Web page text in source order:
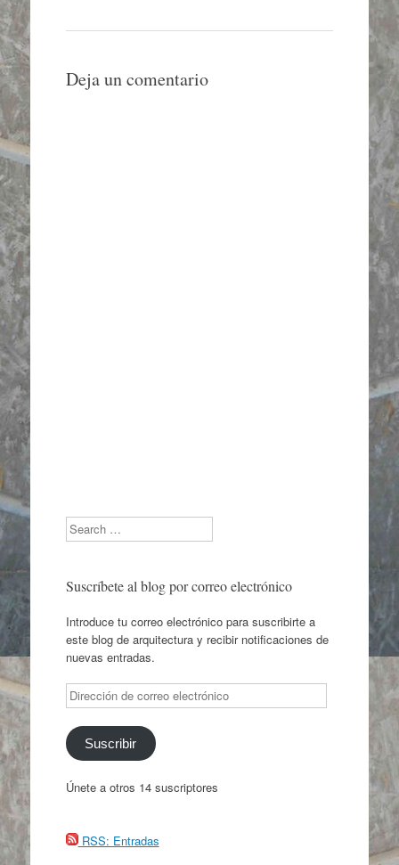
Deja un comentario
Search
Suscríbete al blog por correo electrónico
Introduce tu correo electrónico para suscribirte a
este blog de arquitectura y recibir notificaciones de
nuevas entradas.
Dirección
de
correo
electrónico
Suscribir
Únete a otros 14 suscriptores
RSS: Entradas